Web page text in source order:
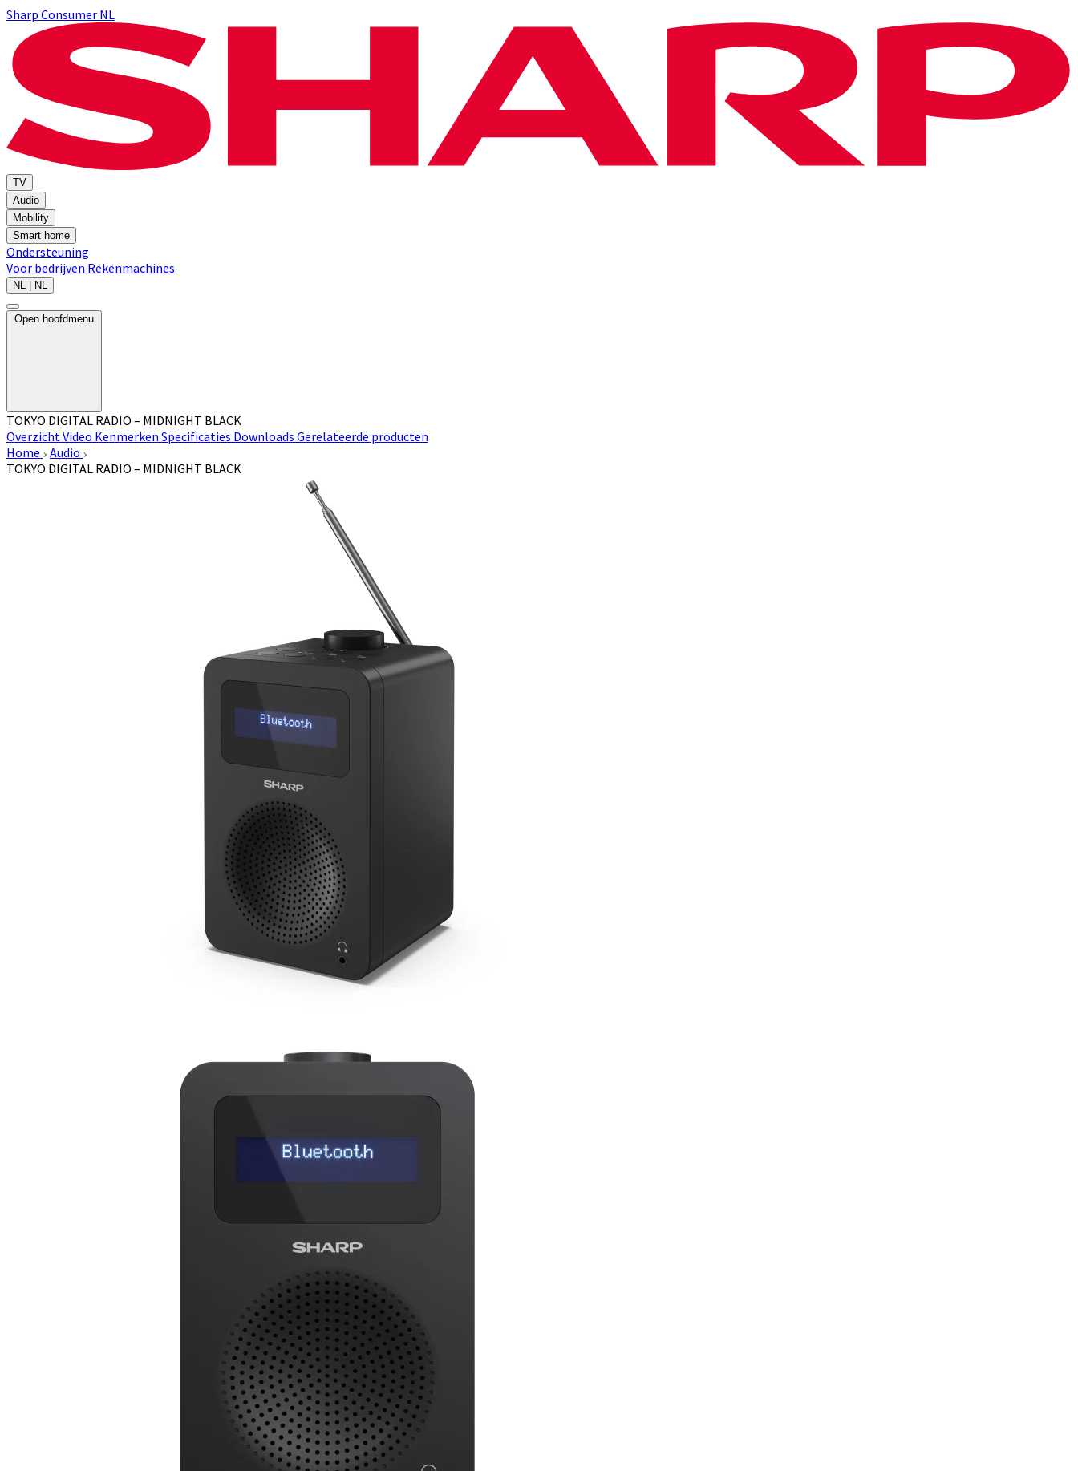
Sharp Consumer NL
TV
Audio
Mobility
Smart home
Ondersteuning
Voor bedrijven Rekenmachines
NL | NL
Open hoofdmenu
TOKYO DIGITAL RADIO – MIDNIGHT BLACK
OverzichtVideo Kenmerken Specificaties Downloads Gerelateerde producten
Home
Audio
TOKYO DIGITAL RADIO – MIDNIGHT BLACK